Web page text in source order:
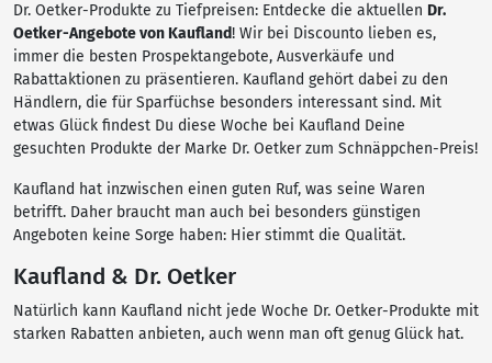
Dr. Oetker-Produkte zu Tiefpreisen: Entdecke die aktuellen Dr.
Oetker-Angebote von Kaufland! Wir bei Discounto lieben es,
immer die besten Prospektangebote, Ausverkäufe und
Rabattaktionen zu präsentieren. Kaufland gehört dabei zu den
Händlern, die für Sparfüchse besonders interessant sind. Mit
etwas Glück findest Du diese Woche bei Kaufland Deine
gesuchten Produkte der Marke Dr. Oetker zum Schnäppchen-Preis!
Kaufland hat inzwischen einen guten Ruf, was seine Waren
betrifft. Daher braucht man auch bei besonders günstigen
Angeboten keine Sorge haben: Hier stimmt die Qualität.
Kaufland & Dr. Oetker
Natürlich kann Kaufland nicht jede Woche Dr. Oetker-Produkte mit
starken Rabatten anbieten, auch wenn man oft genug Glück hat.